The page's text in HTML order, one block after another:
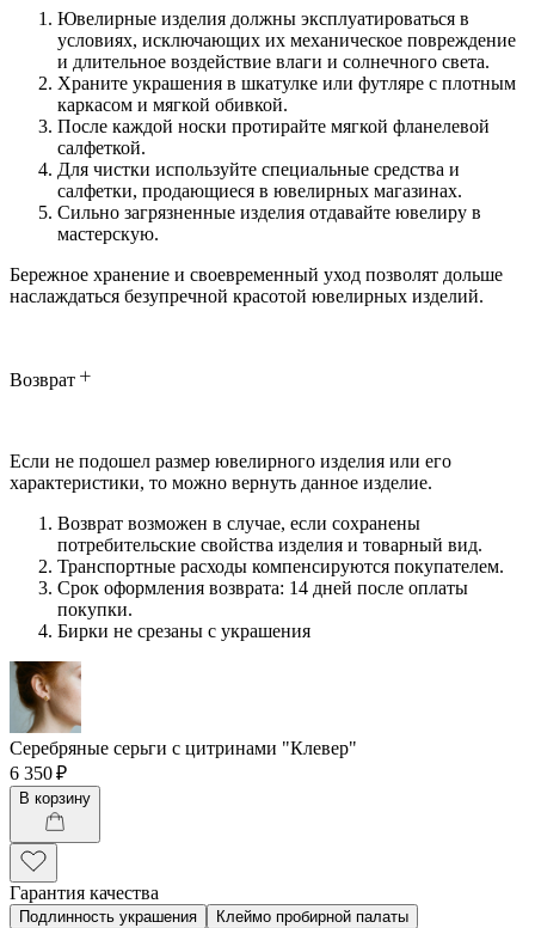
Ювелирные изделия должны эксплуатироваться в
условиях, исключающих их механическое повреждение
и длительное воздействие влаги и солнечного света.
Храните украшения в шкатулке или футляре с плотным
каркасом и мягкой обивкой.
После каждой носки протирайте мягкой фланелевой
салфеткой.
Для чистки используйте специальные средства и
салфетки, продающиеся в ювелирных магазинах.
Сильно загрязненные изделия отдавайте ювелиру в
мастерскую.
Бережное хранение и своевременный уход позволят дольше
наслаждаться безупречной красотой ювелирных изделий.
Возврат
Если не подошел размер ювелирного изделия или его
характеристики, то можно вернуть данное изделие.
Возврат возможен в случае, если сохранены
потребительские свойства изделия и товарный вид.
Транспортные расходы компенсируются покупателем.
Срок оформления возврата: 14 дней после оплаты
покупки.
Бирки не срезаны с украшения
Серебряные серьги с цитринами "Клевер"
6 350 ₽
В корзину
Гарантия качества
Подлинность украшения
Клеймо пробирной палаты